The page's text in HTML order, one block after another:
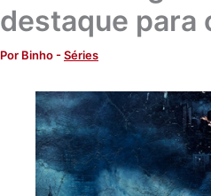
destaque para
Por Binho-Séries